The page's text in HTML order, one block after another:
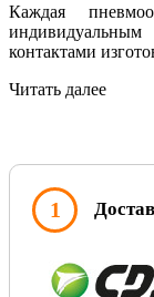
Каждая
индивидуальным
контактами
Читать далее
1